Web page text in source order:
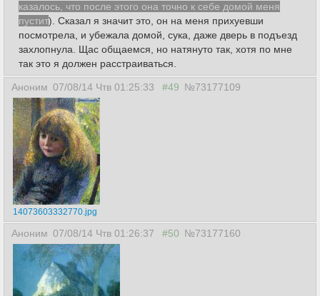
казалось, что после этого она точно к себе домой меня
пустит). Сказал я значит это, он на меня прихуевши
посмотрела, и убежала домой, сука, даже дверь в подъезд
захлопнула. Щас общаемся, но натянуто так, хотя по мне
так это я должен расстраиваться.
Аноним 07/08/14 Чтв 01:25:33 #49 №73177109
14073603332770.jpg
Аноним 07/08/14 Чтв 01:26:37 #50 №73177160